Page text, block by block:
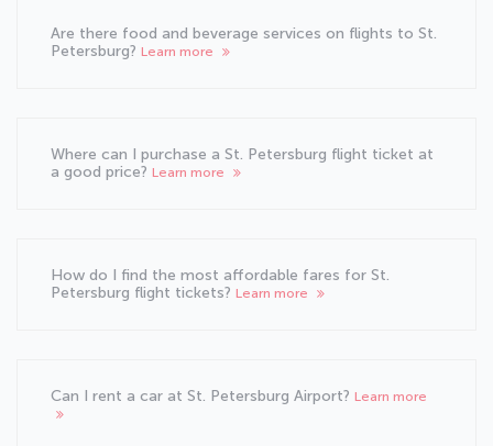
Are there food and beverage services on flights to St.
Petersburg? Learn more
Where can I purchase a St. Petersburg flight ticket at
a good price? Learn more
How do I find the most affordable fares for St.
Petersburg flight tickets? Learn more
Can I rent a car at St. Petersburg Airport? Learn more